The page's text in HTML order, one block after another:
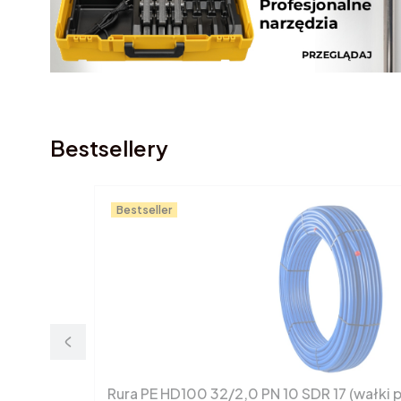
Bestsellery
Bestseller
Rura PE HD100 32/2,0 PN 10 SDR 17